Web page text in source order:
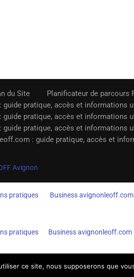
du Site
Planificateur de parcours
guide pratique, accès et informations
guide pratique, accès et informations
guide pratique, accès et informations
: guide pratique, accès et
Avignon
pratiques
Business
pratiques
Business
ce site, nous supposerons que